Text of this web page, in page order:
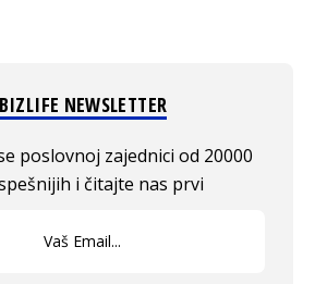
BIZLIFE NEWSLETTER
poslovnoj zajednici od 20000
i čitajte nas prvi